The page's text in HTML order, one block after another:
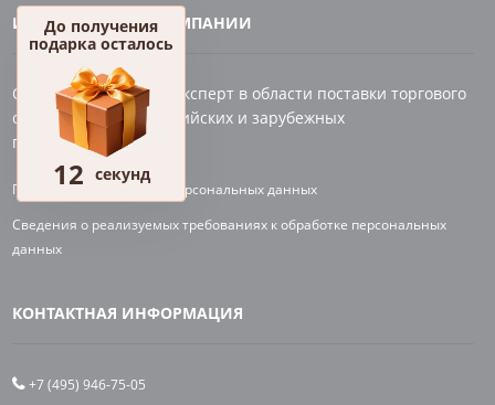
ИНФОРМАЦИЯ О КОМПАНИИ
ООО «Экспотрейд» – эксперт в области поставки торгового
оборудования от российских и зарубежных
производителей
Политика по обработке персональных данных
Сведения о реализуемых требованиях к обработке персональных
данных
КОНТАКТНАЯ ИНФОРМАЦИЯ
+7 (495) 946-75-05
До получения
подарка осталось
12 секунд